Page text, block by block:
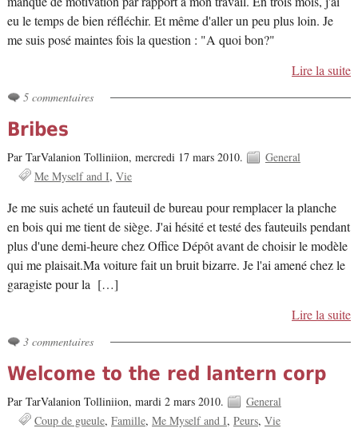
eu le temps de bien réfléchir. Et même d'aller un peu plus loin. Je
me suis posé maintes fois la question : "A quoi bon?"
Lire la suite
5 commentaires
Bribes
Par TarValanion Tolliniion, mercredi 17 mars 2010.
General
Me Myself and I Vie
Je me suis acheté un fauteuil de bureau pour remplacer la planche
en bois qui me tient de siège. J'ai hésité et testé des fauteuils pendant
plus d'une demi-heure chez Office Dépôt avant de choisir le modèle
qui me plaisait.Ma voiture fait un bruit bizarre. Je l'ai amené chez le
garagiste pour la […]
Lire la suite
3 commentaires
Welcome to the red lantern corp
Par TarValanion Tolliniion, mardi 2 mars 2010.
General
Coup de gueule Famille Me Myself and I Peurs Vie